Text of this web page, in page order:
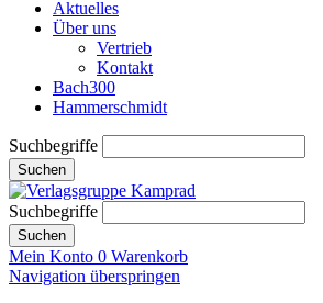
Aktuelles
Über uns
Vertrieb
Kontakt
Bach300
Hammerschmidt
Suchbegriffe
Suchen
Suchbegriffe
Suchen
Mein Konto 0 Warenkorb
Navigation überspringen